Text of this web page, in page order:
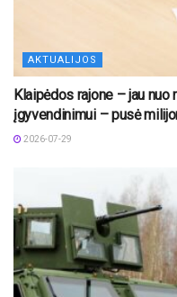
AKTUALIJOS
Klaipėdos rajone – jau
įgyvendinimui – pusė
2026-07-29